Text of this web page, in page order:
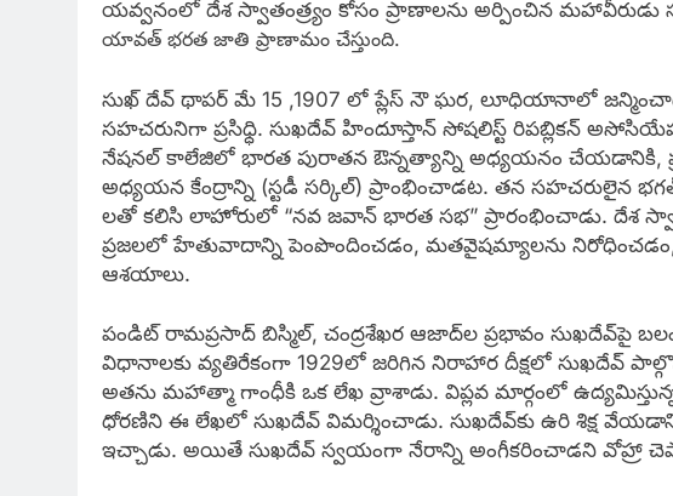
యవ్వనంలో దేశ స్వాతంత్ర్యం కోసం ప్రాణాలను అర్పించిన మహావీరుడు
యావత్ భరత జాతి ప్రాణామం చేస్తుంది.
సుఖ్ దేవ్ థాపర్ మే 15 ,1907 లో ప్లేస్ నౌ ఘర, లూధియానాలో
సహచరునిగా ప్రసిధ్ధి. సుఖదేవ్ హిందూస్తాన్ సోషలిస్ట్ రిపబ్లికన్
నేషనల్ కాలేజిలో భారత పురాతన ఔన్నత్యాన్ని అధ్యయనం చేయడానికి,
అధ్యయన కేంద్రాన్ని (స్టడీ సర్కిల్) ప్రాంభించాడట. తన సహచరులైన
లతో కలిసి లాహోరులో “నవ జవాన్ భారత సభ” ప్రారంభించాడు. దేశ
ప్రజలలో హేతువాదాన్ని పెంపొందించడం, మతవైషమ్యాలను నిరోధించడం,
ఆశయాలు.
పండిట్ రామప్రసాద్ బిస్మిల్, చంద్రశేఖర ఆజాద్‌ల ప్రభావం సుఖదేవ్‌పై
విధానాలకు వ్యతిరేకంగా 1929లో జరిగిన నిరాహార దీక్షలో సుఖదేవ్
అతను మహాత్మా గాంధీకి ఒక లేఖ వ్రాశాడు. విప్లవ మార్గంలో
ధోరణిని ఈ లేఖలో సుఖదేవ్ విమర్శించాడు. సుఖదేవ్‌కు ఉరి శిక్ష
ఇచ్చాడు. అయితే సుఖదేవ్ స్వయంగా నేరాన్ని అంగీకరించాడని వోహ్రా